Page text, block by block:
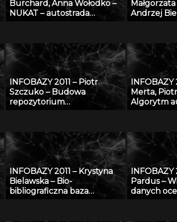
Burchard, Anna Wołodko –
NUKAT – autostrada
Andrzej
ochrony
INFOBAZY 2011 – Piotr
Szczuko – Budowa
repozytorium
pozy na podstawie
obserwacji 2D
INFOBAZY
Merta,
Algorytm
bazie
INFOBAZY 2011 – Krystyna
Bielawska – Bio-
bibliograficzna baza
INFOBAZY
Pardus –
danych